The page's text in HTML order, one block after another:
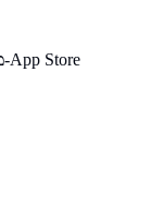
מדורגים 4.8/5 מבוסס על 450+ ביקורות ב-App Store